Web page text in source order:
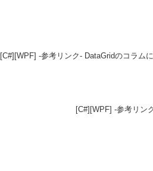
[C#][WPF] -参考リンク- DataGridのコラム
[C#][WPF] -参考リン